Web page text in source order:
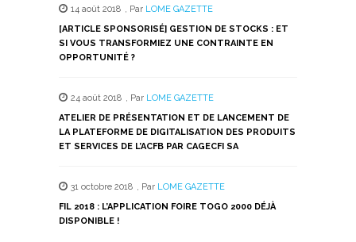
14 août 2018 , Par LOME GAZETTE
[ARTICLE SPONSORISÉ] GESTION DE STOCKS : ET
SI VOUS TRANSFORMIEZ UNE CONTRAINTE EN
OPPORTUNITÉ ?
24 août 2018 , Par LOME GAZETTE
ATELIER DE PRÉSENTATION ET DE LANCEMENT DE
LA PLATEFORME DE DIGITALISATION DES PRODUITS
ET SERVICES DE L’ACFB PAR CAGECFI SA
31 octobre 2018 , Par LOME GAZETTE
FIL 2018 : L’APPLICATION FOIRE TOGO 2000 DÉJÀ
DISPONIBLE !